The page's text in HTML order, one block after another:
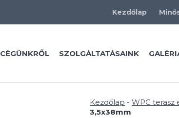
Kezdőlap
CÉGÜNKRŐL SZOLGÁLTATÁSAINK
Kezdőlap - WPC terasz
3,5x38mm